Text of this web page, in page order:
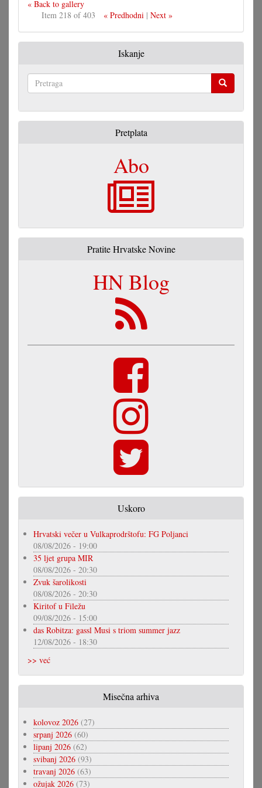
« Back to gallery
Item 218 of 403
« Predhodni| Next »
Iskanje
Pretplata
Abo
Pratite Hrvatske Novine
HN Blog
Uskoro
Hrvatski večer u Vulkaprodrštofu: FG Poljanci
08/08/2026 - 19:00
35 ljet grupa MIR
08/08/2026 - 20:30
Zvuk šarolikosti
08/08/2026 - 20:30
Kiritof u Filežu
09/08/2026 - 15:00
das Robitza: gassl Musi s triom summer jazz
12/08/2026 - 18:30
>> već
Misečna arhiva
kolovoz 2026 (27)
srpanj 2026 (60)
lipanj 2026 (62)
svibanj 2026 (93)
travanj 2026 (63)
ožujak 2026 (73)